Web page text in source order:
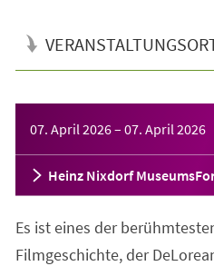
07. April 2026– 07. April 2026
Heinz Nixdorf
Es ist eines der
Filmgeschichte, der